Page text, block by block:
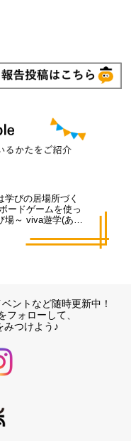
学びの居場所づく
ードゲームを使っ
場～ viva遊学(あそ
ントなど随時更新中！
フォローして、
みつけよう♪